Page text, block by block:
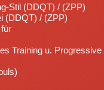
Stil (DDQT) / (ZPP)
(DDQT) / (ZPP)
Training u. Progressive